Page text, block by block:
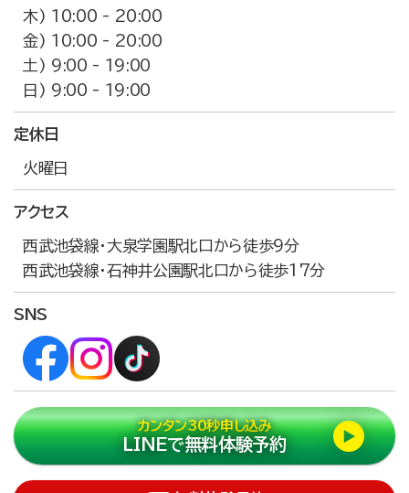
木) 10:00 - 20:00
金) 10:00 - 20:00
土) 9:00 - 19:00
日) 9:00 - 19:00
定休日
火曜日
アクセス
西武池袋線・大泉学園駅北口から徒歩9分
西武池袋線・石神井公園駅北口から徒歩17分
SNS
カンタン30秒申し込み
LINEで無料体験予約